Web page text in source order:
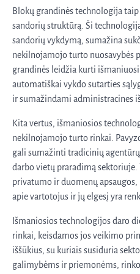
Blokų grandinės technologija
sandorių struktūrą. Ši
sandorių vykdymą, sumažina
nekilnojamojo turto nuosavybės
grandinės leidžia kurti
automatiškai vykdo sutarties
ir sumažindami administracines
Kita vertus, išmaniosios
nekilnojamojo turto rinkai.
gali sumažinti tradicinių
darbo vietų praradimą sektoriuje.
privatumo ir duomenų
apie vartotojus ir jų elgesį yra
Išmaniosios technologijos daro
rinkai, keisdamos jos veikimo
iššūkius, su kuriais susiduria
galimybėms ir priemonėms,